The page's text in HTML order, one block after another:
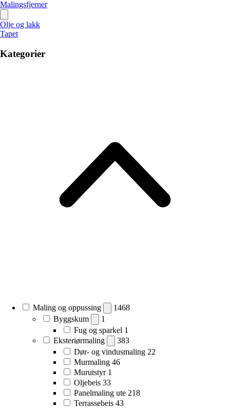
Malingsfjerner
Olje og lakk
Tapet
Kategorier
Maling og oppussing
1468
Byggskum
1
Fug og sparkel 1
Eksteriørmaling
383
Dør- og vindusmaling 22
Murmaling 46
Murutstyr 1
Oljebeis 33
Panelmaling ute 218
Terrassebeis 43